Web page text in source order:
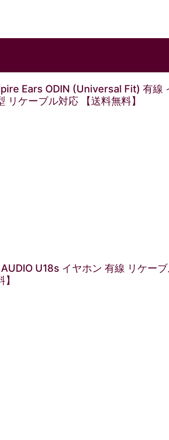
Ears ODIN (Universal Fit) 有線
リケーブル対応 【送料無料】
U18s イヤホン 有線 リケー